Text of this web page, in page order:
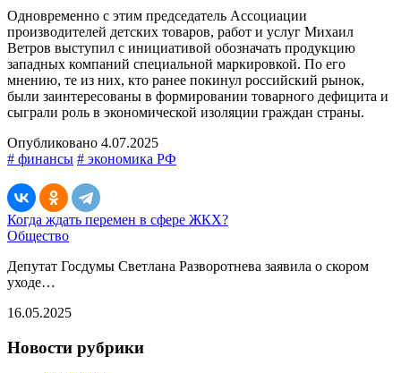
Одновременно с этим председатель Ассоциации
производителей детских товаров, работ и услуг Михаил
Ветров выступил с инициативой обозначать продукцию
западных компаний специальной маркировкой. По его
мнению, те из них, кто ранее покинул российский рынок,
были заинтересованы в формировании товарного дефицита и
сыграли роль в экономической изоляции граждан страны.
Опубликовано 4.07.2025
# финансы # экономика РФ
Когда ждать перемен в сфере ЖКХ?
Общество
Депутат Госдумы Светлана Разворотнева заявила о скором
уходе…
16.05.2025
Новости рубрики